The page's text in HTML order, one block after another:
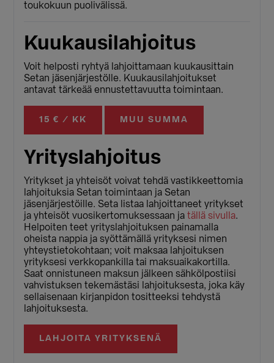
toukokuun puolivälissä.
Kuukausilahjoitus
Voit helposti ryhtyä lahjoittamaan kuukausittain
Setan jäsenjärjestölle. Kuukausilahjoitukset
antavat tärkeää ennustettavuutta toimintaan.
15 € / KK MUU SUMMA
Yrityslahjoitus
Yritykset ja yhteisöt voivat tehdä vastikkeettomia
lahjoituksia Setan toimintaan ja Setan
jäsenjärjestöille. Seta listaa lahjoittaneet yritykset
ja yhteisöt vuosikertomuksessaan jatällä sivulla.
Helpoiten teet yrityslahjoituksen painamalla
oheista nappia ja syöttämällä yrityksesi nimen
yhteystietokohtaan; voit maksaa lahjoituksen
yrityksesi verkkopankilla tai maksuaikakortilla.
Saat onnistuneen maksun jälkeen sähkölpostiisi
vahvistuksen tekemästäsi lahjoituksesta, joka käy
sellaisenaan kirjanpidon tositteeksi tehdystä
lahjoituksesta.
LAHJOITA YRITYKSENÄ